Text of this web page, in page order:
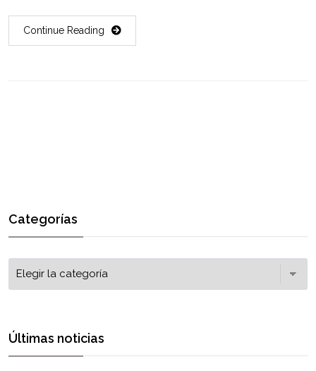
Continue Reading
Categorías
Últimas noticias